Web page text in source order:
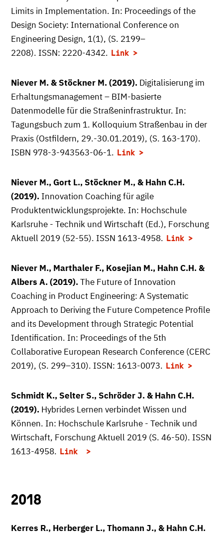
Limits in Implementation. In: Proceedings of the
Design Society: International Conference on
Engineering Design, 1(1), (S. 2199–
2208). ISSN: 2220-4342. Link
Niever M. & Stöckner M. (2019). Digitalisierung im
Erhaltungsmanagement – BIM-basierte
Datenmodelle für die Straßeninfrastruktur. In:
Tagungsbuch zum 1. Kolloquium Straßenbau in der
Praxis (Ostfildern, 29.-30.01.2019), (S. 163-170).
ISBN 978-3-943563-06-1. Link
Niever M., Gort L., Stöckner M., & Hahn C.H.
(2019). Innovation Coaching für agile
Produktentwicklungsprojekte. In: Hochschule
Karlsruhe - Technik und Wirtschaft (Ed.), Forschung
Aktuell 2019 (52-55). ISSN 1613-4958. Link
Niever M., Marthaler F., Kosejian M., Hahn C.H. &
Albers A. (2019).The Future of Innovation
Coaching in Product Engineering: A Systematic
Approach to Deriving the Future Competence Profile
and its Development through Strategic Potential
Identification. In: Proceedings of the 5th
Collaborative European Research Conference (CERC
2019), (S. 299–310). ISSN: 1613-0073. Link
Schmidt K., Selter S., Schröder J. & Hahn C.H.
(2019). Hybrides Lernen verbindet Wissen und
Können. In: Hochschule Karlsruhe - Technik und
Wirtschaft, Forschung Aktuell 2019 (S. 46-50). ISSN
1613-4958. Link
2018
Kerres R., Herberger L., Thomann J., & Hahn C.H.